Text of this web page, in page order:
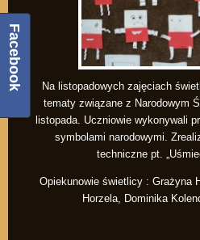
Na listopadowych zajęciach
tematy związane z Narodowym
listopada. Uczniowie wykonywali
symbolami narodowymi.
techniczne pt.
Opiekunowie świetlicy : Grażyna
Horzela, Dominika
Facebook